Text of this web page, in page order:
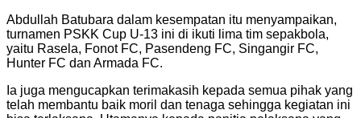
Abdullah Batubara dalam kesempatan itu menyampaikan,
turnamen PSKK Cup U-13 ini di ikuti lima tim sepakbola,
yaitu Rasela, Fonot FC, Pasendeng FC, Singangir FC,
Hunter FC dan Armada FC.
Ia juga mengucapkan terimakasih kepada semua pihak yang
telah membantu baik moril dan tenaga sehingga kegiatan ini